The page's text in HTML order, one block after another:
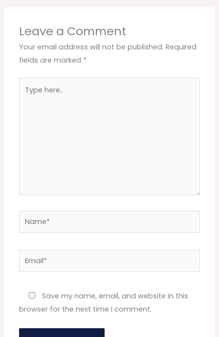
Leave a Comment
Your email address will not be published. Required
fields are marked *
here..
Email*
WebsiteSave my name, email, and website in this
browser for the next time I comment.